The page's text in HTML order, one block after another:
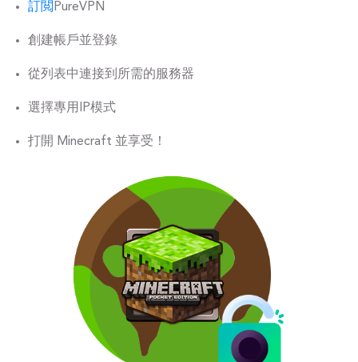
訂閲 PureVPN
創建帳戶並登錄
從列表中連接到所需的服務器
選擇專用IP模式
打開 Minecraft 並享受！